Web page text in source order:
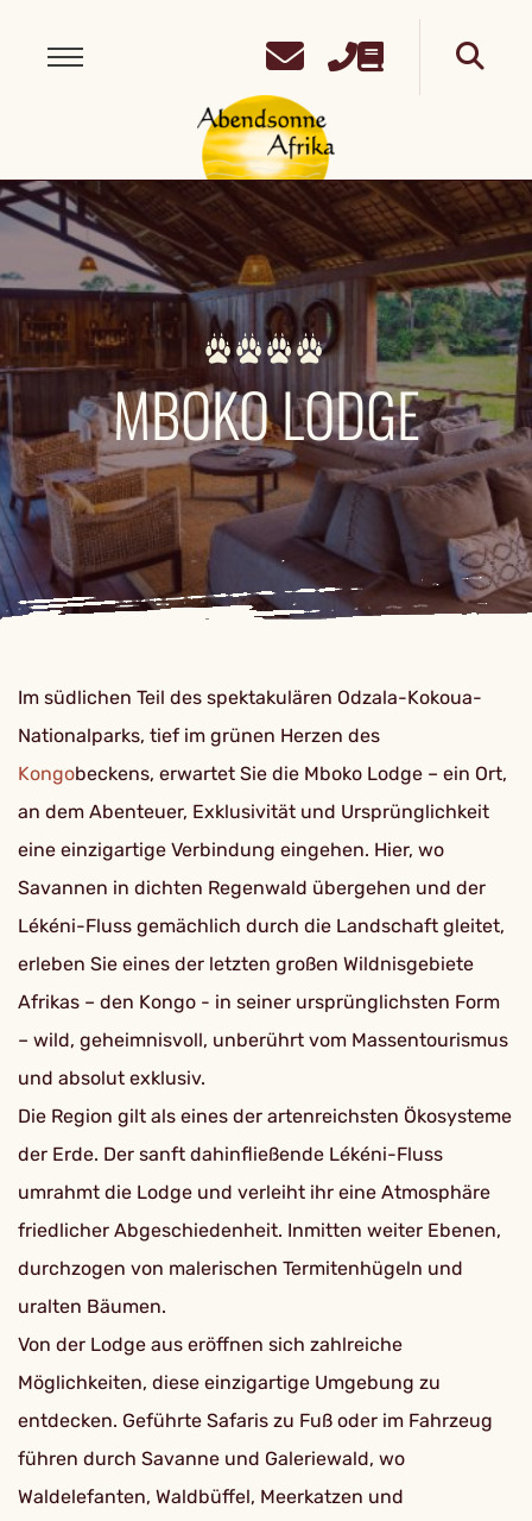
MBOKO LODGE
Im südlichen Teil des spektakulären Odzala-Kokoua-
Nationalparks, tief im grünen Herzen des
Kongobeckens, erwartet Sie die Mboko Lodge – ein Ort,
an dem Abenteuer, Exklusivität und Ursprünglichkeit
eine einzigartige Verbindung eingehen. Hier, wo
Savannen in dichten Regenwald übergehen und der
Lékéni-Fluss gemächlich durch die Landschaft gleitet,
erleben Sie eines der letzten großen Wildnisgebiete
Afrikas – den Kongo - in seiner ursprünglichsten Form
– wild, geheimnisvoll, unberührt vom Massentourismus
und absolut exklusiv.
Die Region gilt als eines der artenreichsten Ökosysteme
der Erde. Der sanft dahinfließende Lékéni-Fluss
umrahmt die Lodge und verleiht ihr eine Atmosphäre
friedlicher Abgeschiedenheit. Inmitten weiter Ebenen,
durchzogen von malerischen Termitenhügeln und
uralten Bäumen.
Von der Lodge aus eröffnen sich zahlreiche
Möglichkeiten, diese einzigartige Umgebung zu
entdecken. Geführte Safaris zu Fuß oder im Fahrzeug
führen durch Savanne und Galeriewald, wo
Waldelefanten, Waldbüffel, Meerkatzen und